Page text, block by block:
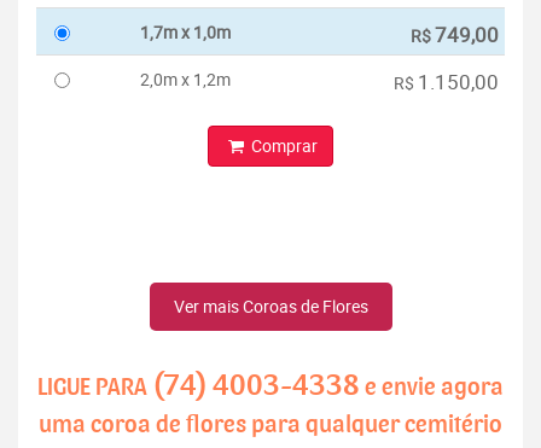
1,7m x 1,0m R$749,00
2,0m x 1,2m R$ 1.150,00
Comprar
Ver mais Coroas de Flores
LIGUE PARA (74) 4003-4338 e envie agora
uma coroa de flores para qualquer cemitério